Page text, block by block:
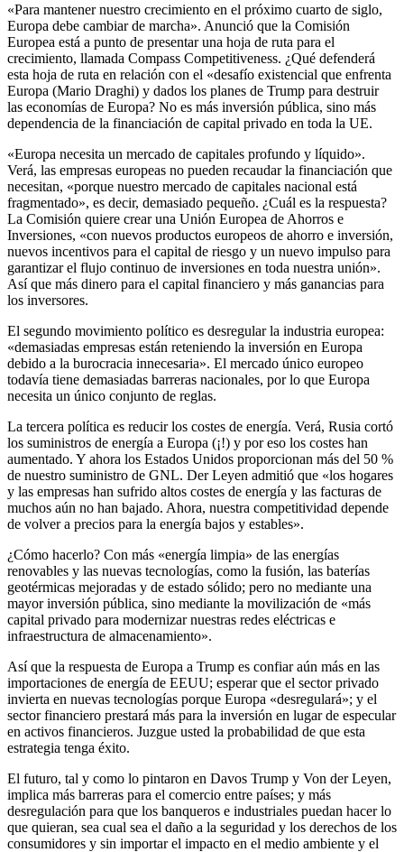
«Para mantener nuestro crecimiento en el próximo cuarto de siglo,
Europa debe cambiar de marcha». Anunció que la Comisión
Europea está a punto de presentar una hoja de ruta para el
crecimiento, llamada Compass Competitiveness. ¿Qué defenderá
esta hoja de ruta en relación con el «desafío existencial que enfrenta
Europa (Mario Draghi) y dados los planes de Trump para destruir
las economías de Europa? No es más inversión pública, sino más
dependencia de la financiación de capital privado en toda la UE.
«Europa necesita un mercado de capitales profundo y líquido».
Verá, las empresas europeas no pueden recaudar la financiación que
necesitan, «porque nuestro mercado de capitales nacional está
fragmentado», es decir, demasiado pequeño. ¿Cuál es la respuesta?
La Comisión quiere crear una Unión Europea de Ahorros e
Inversiones, «con nuevos productos europeos de ahorro e inversión,
nuevos incentivos para el capital de riesgo y un nuevo impulso para
garantizar el flujo continuo de inversiones en toda nuestra unión».
Así que más dinero para el capital financiero y más ganancias para
los inversores.
El segundo movimiento político es desregular la industria europea:
«demasiadas empresas están reteniendo la inversión en Europa
debido a la burocracia innecesaria». El mercado único europeo
todavía tiene demasiadas barreras nacionales, por lo que Europa
necesita un único conjunto de reglas.
La tercera política es reducir los costes de energía. Verá, Rusia cortó
los suministros de energía a Europa (¡!) y por eso los costes han
aumentado. Y ahora los Estados Unidos proporcionan más del 50 %
de nuestro suministro de GNL. Der Leyen admitió que «los hogares
y las empresas han sufrido altos costes de energía y las facturas de
muchos aún no han bajado. Ahora, nuestra competitividad depende
de volver a precios para la energía bajos y estables».
¿Cómo hacerlo? Con más «energía limpia» de las energías
renovables y las nuevas tecnologías, como la fusión, las baterías
geotérmicas mejoradas y de estado sólido; pero no mediante una
mayor inversión pública, sino mediante la movilización de «más
capital privado para modernizar nuestras redes eléctricas e
infraestructura de almacenamiento».
Así que la respuesta de Europa a Trump es confiar aún más en las
importaciones de energía de EEUU; esperar que el sector privado
invierta en nuevas tecnologías porque Europa «desregulará»; y el
sector financiero prestará más para la inversión en lugar de especular
en activos financieros. Juzgue usted la probabilidad de que esta
estrategia tenga éxito.
El futuro, tal y como lo pintaron en Davos Trump y Von der Leyen,
implica más barreras para el comercio entre países; y más
desregulación para que los banqueros e industriales puedan hacer lo
que quieran, sea cual sea el daño a la seguridad y los derechos de los
consumidores y sin importar el impacto en el medio ambiente y el